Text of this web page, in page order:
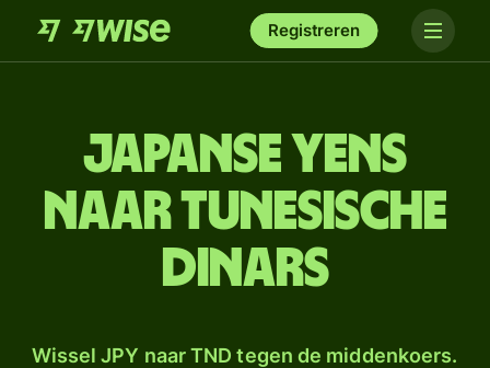
Registreren
Japanse yens
naar Tunesische
dinars
Wissel JPY naar TND tegen de middenkoers.